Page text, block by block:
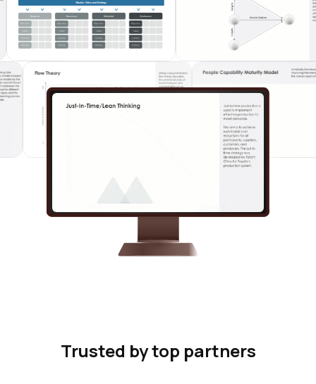
Trusted by top partners